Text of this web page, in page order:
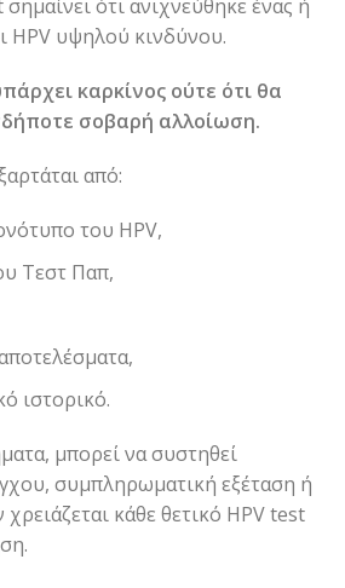
ότι ανιχνεύθηκε ένας ή
HPV υψηλού κινδύνου.
καρκίνος ούτε ότι θα
σοβαρή αλλοίωση.
από:
του HPV,
Τεστ Παπ,
ιστορικό.
μπορεί να συστηθεί
συμπληρωματική εξέταση ή
κάθε θετικό HPV test